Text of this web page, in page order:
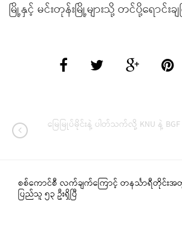
မြို့နှင့် မင်းတုန်းမြို့များသို့ တင်ပို့ရောင်း
မြေမြုပ်မိုင်းနဲ့ ပါတ်သက်လို့ KNU နဲ့ BGF
စစ်ကောင်စီ လက်ချက်ကြောင့် တနင်္သာရီတိုင်း
ပြည်သူ ၅၃ ဦးရှိပြီ